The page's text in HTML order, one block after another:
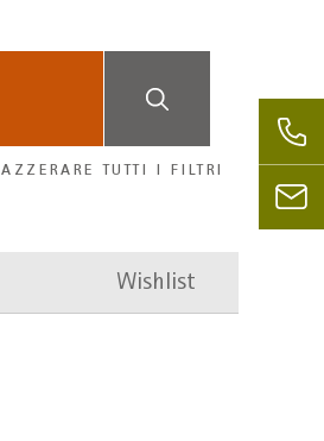
AZZERARE TUTTI I FILTRI
Wishlist